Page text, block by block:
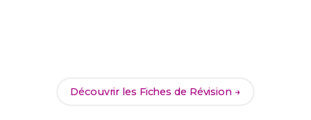
Découvrir les Fiches de Révision →